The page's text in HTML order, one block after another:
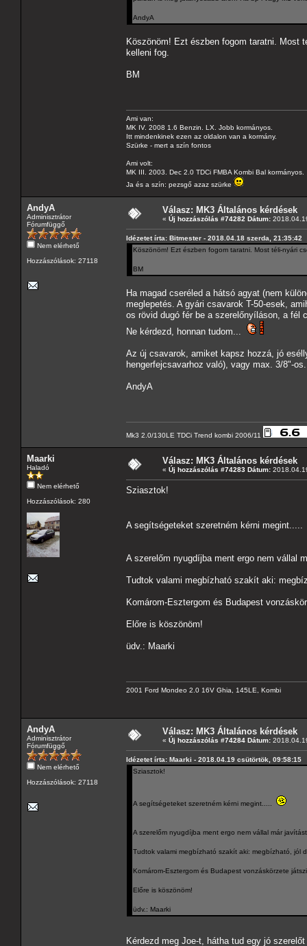
AndyA
Köszönöm! Ezt észben fogom taratni. Most
kelleni fog.
BM
Ami van:
MK IV. 2008 1.6 Benzin. LX. Jobb kormányos.
Itt mindenkinek ezen az oldalon van a kormány.
Szürke - mert a szín fontos
Ami volt:
MK III. 2003. Dec 2.0 TDCi FMBA Kombi Bal kormányos.
Ja és a szín: pezsgő azaz szürke
AndyA
Adminisztrátor
Fórumfüggő
Nem elérhető
Hozzászólások: 27118
Válasz: MK3 Általános kérdések
« Új hozzászólás #74282 Dátum:
Idézetet írta: Bitmester - 2018.04.18 szerda, 21:35:42
Köszönöm! Ezt észben fogom taratni. Most téli-nyári
BM
Ha magad cseréled a hátsó agyat (nem
meglepetés. A gyári csavarok T-50-esek,
os rövid dugó fér be a szerelőnyíláson, a fél
Ne kérdezd, honnan tudom...
Az új csavarok, amiket kapsz hozzá, jó
hengerfejcsavarhoz való), vagy max. 3/8"-os.
AndyA
Mk3 2.0/130LE TDCi Trend kombi 2006/11
Maarki
Haladó
Nem elérhető
Hozzászólások: 280
Válasz: MK3 Általános kérdések
« Új hozzászólás #74283 Dátum:
Sziasztok!
A segítségeteket szeretném kérni
A szerelőm nyugdíjba ment ergo nem vállal
Tudtok valami megbízható szakít aki:
Komárom-Esztergom és Budapest
Előre is köszönöm!
üdv.: Maarki
2001 Ford Mondeo 2.0 16V Ghia, 145LE, Kombi
AndyA
Adminisztrátor
Fórumfüggő
Nem elérhető
Hozzászólások: 27118
Válasz: MK3 Általános kérdések
« Új hozzászólás #74284 Dátum:
Idézetet írta: Maarki - 2018.04.19 csütörtök, 09:58:15
Sziasztok!
A segítségeteket szeretném kérni megint.....
A szerelőm nyugdíjba ment ergo nem vállal már
Tudtok valami megbízható szakít aki: megbízható, jól
Komárom-Esztergom és Budapest vonzáskörzete
Előre is köszönöm!
üdv.: Maarki
Kérdezd meg Joe-t, hátha tud egy jó